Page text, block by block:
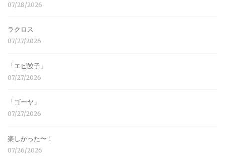
07/28/2026
ラクロス
07/27/2026
「エビ餃子」
07/27/2026
「ゴーヤ」
07/27/2026
楽しかった〜！
07/26/2026